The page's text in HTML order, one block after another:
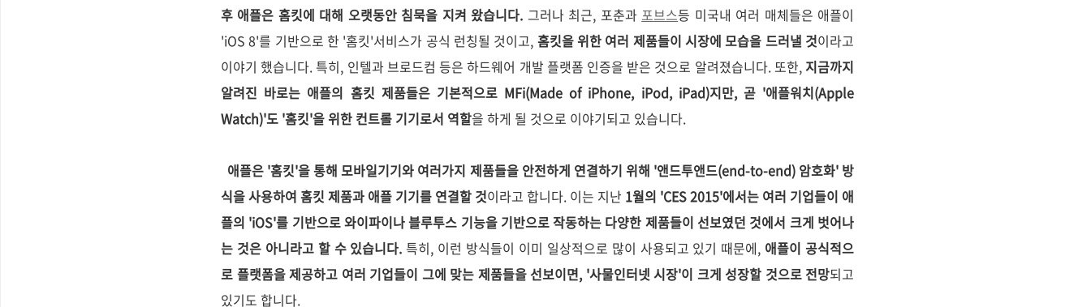
후 애플은 홈킷에 대해 오랫동안 침묵을 지켜 왔습니다. 그러나 최근, 포춘과 포브스등 미국내 여러 매체들은 애플이
'iOS 8'를 기반으로 한 '홈킷'서비스가 공식 런칭될 것이고, 홈킷을 위한 여러 제품들이 시장에 모습을 드러낼 것이라고
이야기 했습니다. 특히, 인텔과 브로드컴 등은 하드웨어 개발 플랫폼 인증을 받은 것으로 알려졌습니다. 또한, 지금까지
알려진 바로는 애플의 홈킷 제품들은 기본적으로 MFi(Made of iPhone, iPod, iPad)지만, 곧 '애플워치(Apple
Watch)'도 '홈킷'을 위한 컨트롤 기기로서 역할을 하게 될 것으로 이야기되고 있습니다.
애플은 '홈킷'을 통해 모바일기기와 여러가지 제품들을 안전하게 연결하기 위해 '앤드투앤드(end-to-end) 암호화' 방
식을 사용하여 홈킷 제품과 애플 기기를 연결할 것이라고 합니다. 이는 지난 1월의 'CES 2015'에서는 여러 기업들이 애
플의 'iOS'를 기반으로 와이파이나 블루투스 기능을 기반으로작동하는 다양한 제품들이 선보였던 것에서 크게 벗어나
는 것은 아니라고 할 수 있습니다. 특히, 이런 방식들이 이미 일상적으로 많이 사용되고 있기 때문에, 애플이 공식적으
로 플랫폼을 제공하고 여러 기업들이 그에 맞는 제품들을 선보이면, '사물인터넷 시장'이 크게 성장할 것으로 전망되고
있기도 합니다.